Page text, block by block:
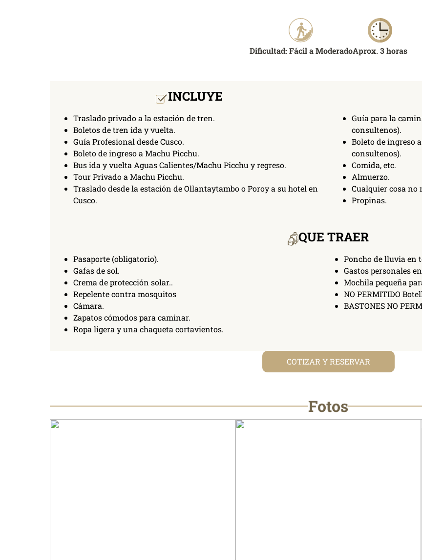
Dificultad: Fácil a ModeradoAprox. 3 horas
INCLUYE
Traslado privado a la estación de tren.
Boletos de tren ida y vuelta.
Guía Profesional desde Cusco.
Boleto de ingreso a Machu Picchu.
Bus ida y vuelta Aguas Calientes/Machu Picchu y regreso.
Tour Privado a Machu Picchu.
Traslado desde la estación de Ollantaytambo o Poroy a su hotel en
Cusco.
Guía para la
consultenos).
Boleto de ingreso
consultenos).
Comida, etc.
Almuerzo.
Cualquier cosa no
Propinas.
QUE TRAER
Pasaporte (obligatorio).
Gafas de sol.
Crema de protección solar..
Repelente contra mosquitos
Cámara.
Zapatos cómodos para caminar.
Ropa ligera y una chaqueta cortavientos.
Poncho de lluvia en
Gastos personales
Mochila pequeña
NO PERMITIDO
BASTONES NO
COTIZAR Y RESERVAR
Fotos